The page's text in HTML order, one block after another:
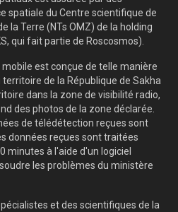
spatiale du Centre scientifique de
la Terre (NTs OMZ) de la holding
qui fait partie de Roscosmos).
mobile est conçue de telle manière
de la République de Sakha
dans la zone de visibilité radio,
des photos de la zone déclarée.
de télédétection reçues sont
données reçues sont traitées
minutes à l'aide d'un logiciel
les problèmes du ministère
et des scientifiques de la